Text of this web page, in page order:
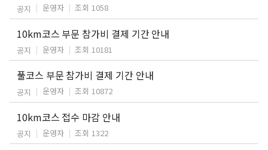
공지 운영자 조회 1058
10km코스 부문 참가비 결제 기간 안내
공지 운영자 조회 10181
풀코스 부문 참가비 결제 기간 안내
공지 운영자 조회 10872
10km코스 접수 마감 안내
공지 운영자 조회 1322